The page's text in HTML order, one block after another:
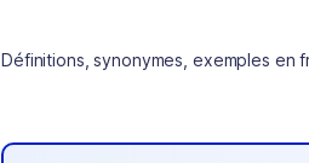
Définitions, synonymes, exemples en